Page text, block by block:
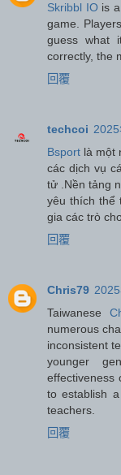
Skribbl IOis a
game.
guess what
correctly, the
回覆
techcoi
Bsport là một
các dịch vụ
tử .Nền tảng
yêu thích thể
gia các trò
回覆
Chris79
Taiwanese
numerous
inconsistent
younger
effectiveness
to establish
teachers.
回覆